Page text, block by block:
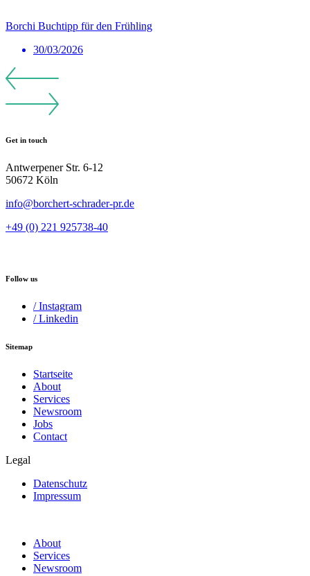
Borchi Buchtipp für den Frühling
30/03/2026
Get in touch
Antwerpener Str. 6-12
50672 Köln
info@borchert-schrader-pr.de
+49 (0) 221 925738-40
Follow us
/ Instagram
/ Linkedin
Sitemap
Startseite
About
Services
Newsroom
Jobs
Contact
Legal
Datenschutz
Impressum
About
Services
Newsroom